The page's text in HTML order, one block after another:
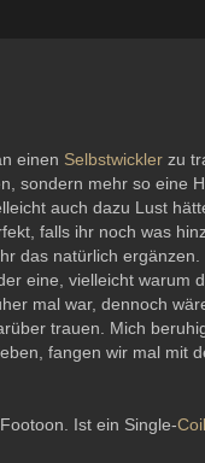
einen Selbstwickler zu
sondern mehr so eine
auch dazu Lust
falls ihr noch was
das natürlich ergänzen.
eine, vielleicht warum
mal war, dennoch
trauen. Mich
fangen wir mal mit
Ist ein Single-